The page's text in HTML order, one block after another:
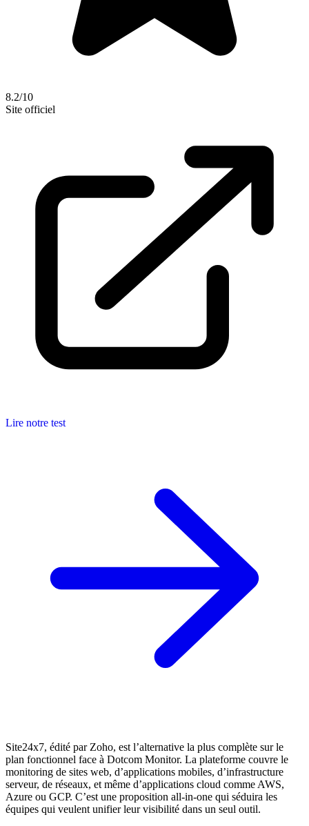
8.2/10
Site officiel
Lire notre test
Site24x7, édité par Zoho, est l’alternative la plus complète sur le
plan fonctionnel face à Dotcom Monitor. La plateforme couvre le
monitoring de sites web, d’applications mobiles, d’infrastructure
serveur, de réseaux, et même d’applications cloud comme AWS,
Azure ou GCP. C’est une proposition all-in-one qui séduira les
équipes qui veulent unifier leur visibilité dans un seul outil.